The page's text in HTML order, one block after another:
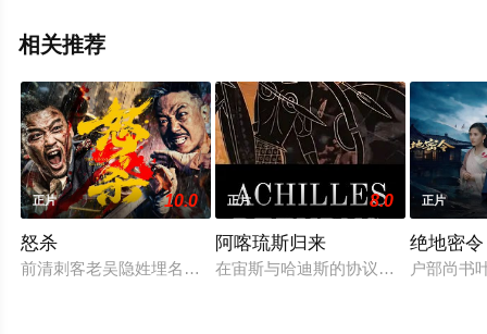
相关推荐
正片 10.0
怒杀
前清刺客老吴隐姓埋名于药铺，却为守护单亲母女小茜和依依
正片 8.0
阿喀琉斯归来
在宙斯与哈迪斯的协议下，年迈的阿
正片
绝地密令
户部尚书